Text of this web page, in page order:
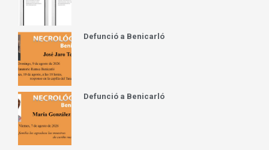
Defunció a Benicarló
Defunció a Benicarló